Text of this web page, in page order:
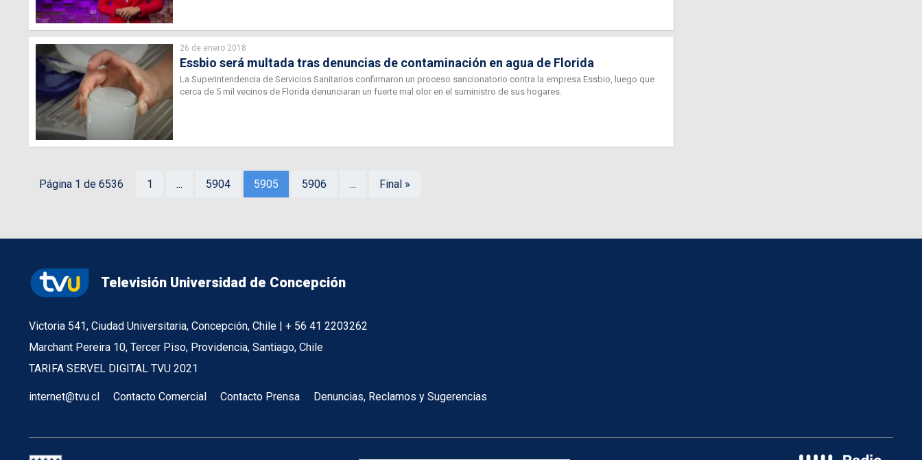
26 de enero 2018
Essbio será multada tras denuncias de contaminación en agua de Florida
La Superintendencia de Servicios Sanitarios confirmaron un proceso sancionatorio contra la empresa Essbio, luego que
cerca de 5 mil vecinos de Florida denunciaran un fuerte mal olor en el suministro de sus hogares.
Página 1 de 6536 1 ... 5904 5905 5906 ... Final »
Televisión Universidad de Concepción
Victoria 541, Ciudad Universitaria, Concepción, Chile | + 56 41 2203262
Marchant Pereira 10, Tercer Piso, Providencia, Santiago, Chile
TARIFA SERVEL DIGITAL TVU 2021
internet@tvu.cl Contacto Comercial Contacto Prensa Denuncias, Reclamos y Sugerencias